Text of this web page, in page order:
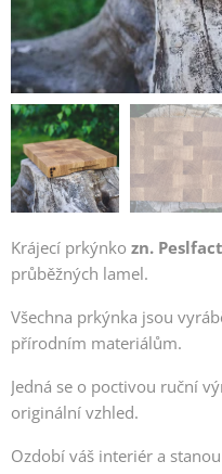
Krájecí prkýnko zn.
průběžných lamel.
Všechna prkýnka jsou
přírodním materiálům.
Jedná se o poctivou ruční
originální vzhled.
Ozdobí váš interiér a